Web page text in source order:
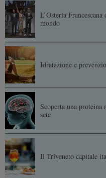
L’Osteria
mondo
Idratazione e
Scoperta una
sete
Il Triveneto capitale